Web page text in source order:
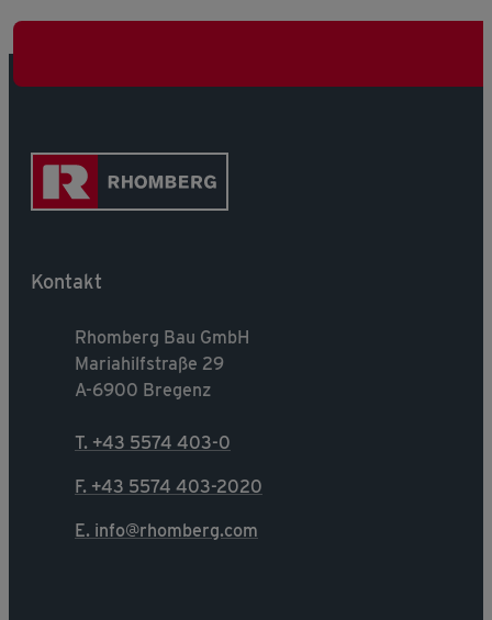
Kontakt
Rhomberg Bau GmbH
Mariahilfstraße 29
A-6900 Bregenz
T. +43 5574 403-0
F. +43 5574 403-2020
E. info@rhomberg.com